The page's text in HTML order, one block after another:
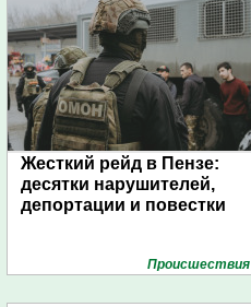
Жесткий рейд в Пензе:
десятки нарушителей,
депортации и повестки
Проиcшествия